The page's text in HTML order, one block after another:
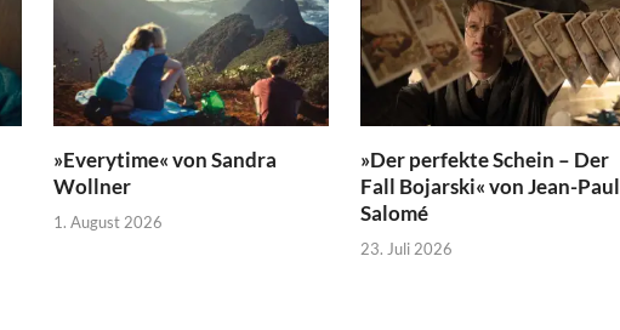
»Everytime« von Sandra
Wollner
1. August 2026
»Der perfekte Schein – Der
Fall Bojarski« von Jean-Paul
Salomé
23. Juli 2026